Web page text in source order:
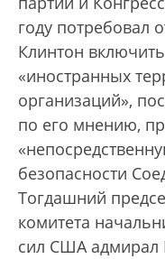
году потребовал
Клинтон
«иностранных
организаций»,
по его мнению,
безопасности
Тогдашний
комитета
сил США адмирал